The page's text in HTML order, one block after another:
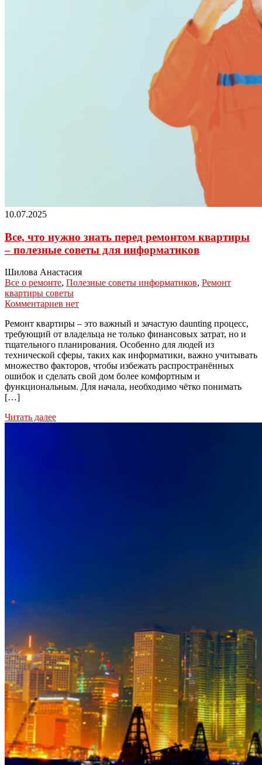
10.07.2025
Все, что нужно знать перед ремонтом квартиры
– полезные советы для информатиков
Шилова Анастасия
Все о ремонте, Полезные советы информатиков, Ремонт
квартиры советы
Комментариев нет
Ремонт квартиры – это важный и зачастую daunting процесс,
требующий от владельца не только финансовых затрат, но и
тщательного планирования. Особенно для людей из
технической сферы, таких как информатики, важно учитывать
множество факторов, чтобы избежать распространённых
ошибок и сделать свой дом более комфортным и
функциональным. Для начала, необходимо чётко понимать
[…]
Читать далее